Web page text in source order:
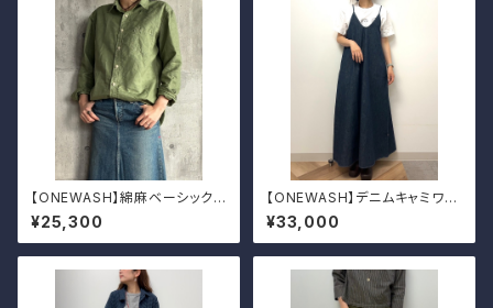
【ONEWASH】綿麻ベーシックシ
ャツ
¥25,300
【ONEWASH】デニムキャミワン
ピ
¥33,000